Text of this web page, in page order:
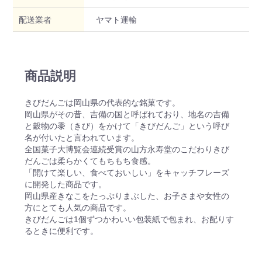
配送業者 ヤマト運輸
商品説明
きびだんごは岡山県の代表的な銘菓です。
岡山県がその昔、吉備の国と呼ばれており、地名の吉備
と穀物の黍（きび）をかけて「きびだんご」という呼び
名が付いたと言われています。
全国菓子大博覧会連続受賞の山方永寿堂のこだわりきび
だんごは柔らかくてもちもち食感。
「開けて楽しい、食べておいしい」をキャッチフレーズ
に開発した商品です。
岡山県産きなこをたっぷりまぶした、お子さまや女性の
方にとても人気の商品です。
きびだんごは1個ずつかわいい包装紙で包まれ、お配りす
るときに便利です。